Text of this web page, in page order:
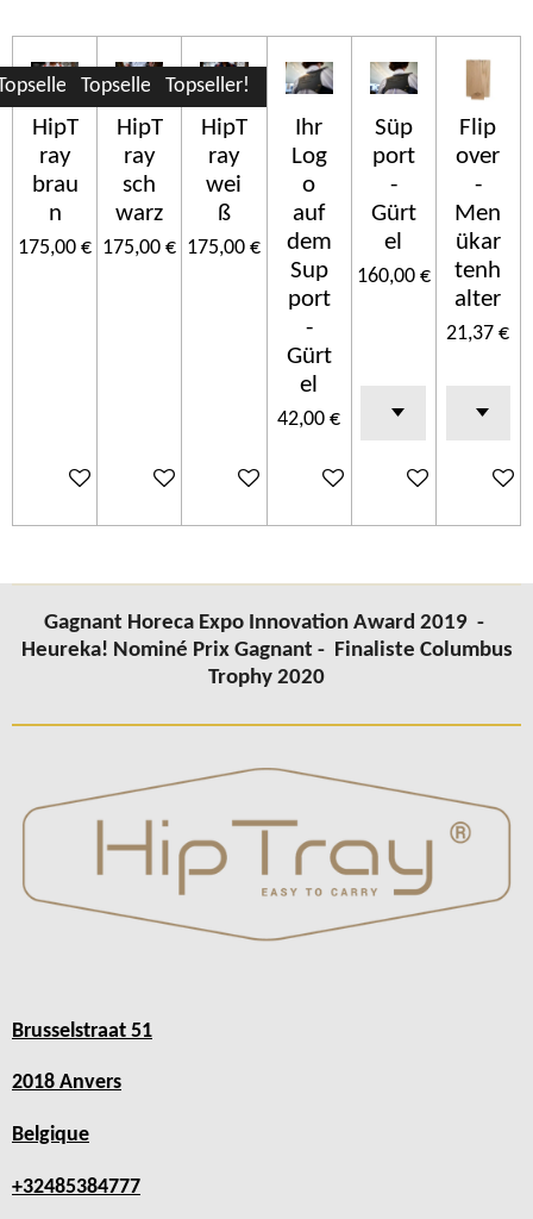
HipT
ray
brau
n
175,00 €
Ajouter au panier
Topseller!
HipT
ray
sch
warz
175,00 €
Ajouter au panier
Topseller!
HipT
ray
wei
ß
175,00 €
Ajouter au panier
Ihr
Log
o
auf
dem
Sup
port
-
Gürt
el
42,00 €
Ajouter au panier
Süp
port
-
Gürt
el
160,00 €
Ajouter au panier
Flip
over
-
Men
ükar
tenh
alter
21,37 €
Gagnant Horeca Expo Innovation Award 2019 -
Heureka! Nominé Prix Gagnant - Finaliste Columbus
Trophy 2020
Brusselstraat 51
2018 Anvers
Belgique
+32485384777